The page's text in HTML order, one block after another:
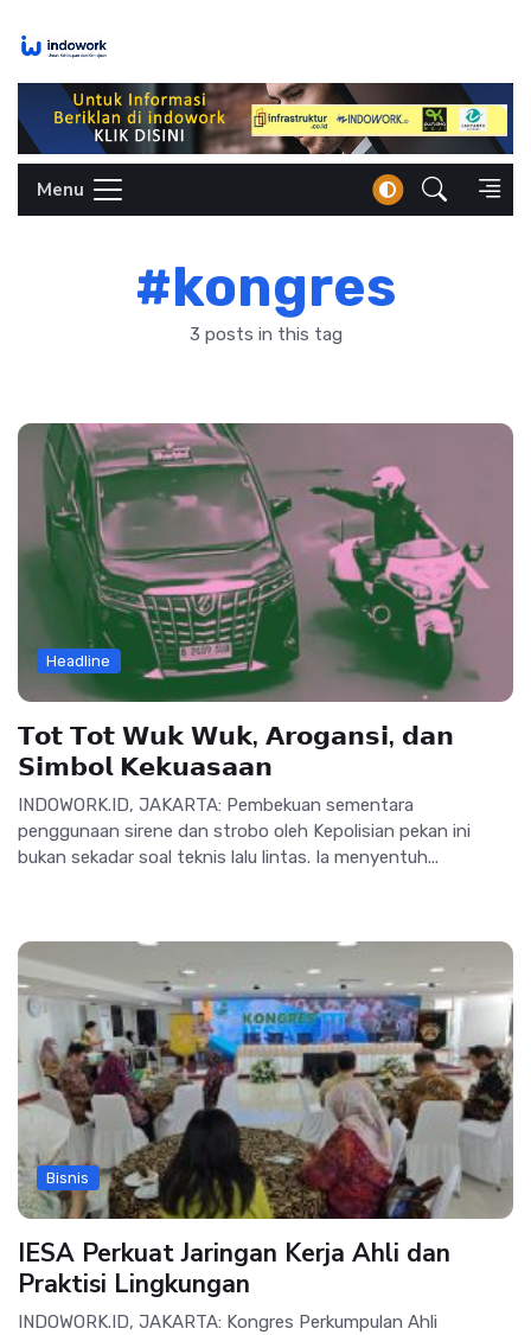
Menu
#kongres
3 posts in this tag
Headline
𝗧𝗼𝘁 𝗧𝗼𝘁 𝗪𝘂𝗸 𝗪𝘂𝗸, 𝗔𝗿𝗼𝗴𝗮𝗻𝘀𝗶, 𝗱𝗮𝗻
𝗦𝗶𝗺𝗯𝗼𝗹 𝗞𝗲𝗸𝘂𝗮𝘀𝗮𝗮𝗻
INDOWORK.ID, JAKARTA: Pembekuan sementara
penggunaan sirene dan strobo oleh Kepolisian pekan ini
bukan sekadar soal teknis lalu lintas. Ia menyentuh...
Bisnis
IESA Perkuat Jaringan Kerja Ahli dan
Praktisi Lingkungan
INDOWORK.ID, JAKARTA: Kongres Perkumpulan Ahli